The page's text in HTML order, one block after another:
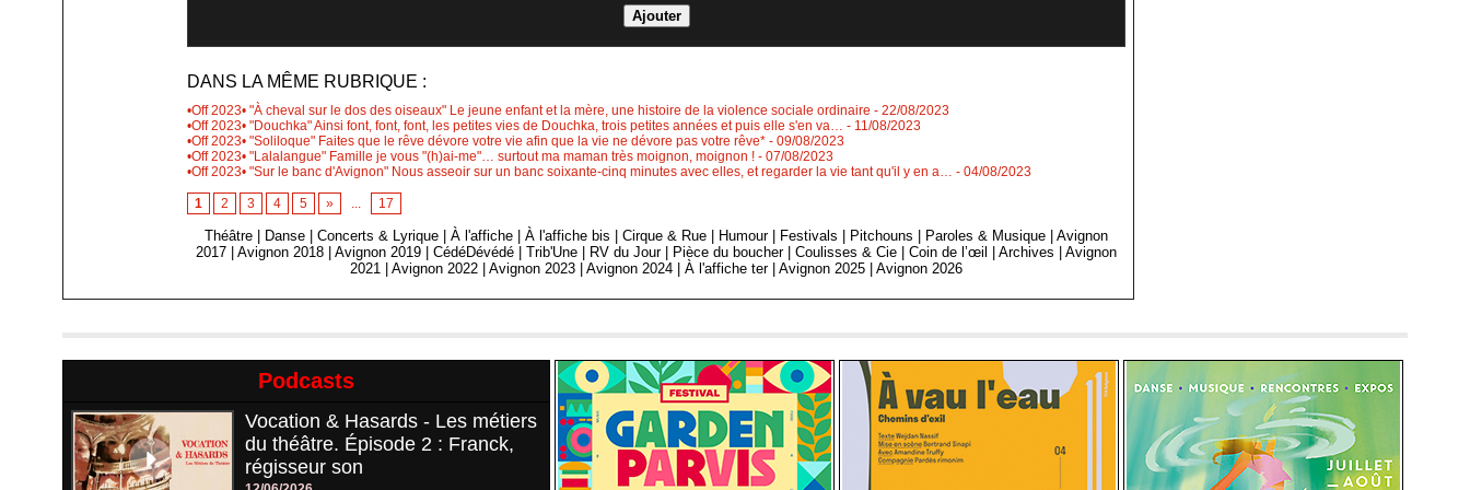
DANS LA MÊME RUBRIQUE :
•Off 2023• "À cheval sur le dos des oiseaux" Le jeune enfant et la mère, une histoire de la violence sociale ordinaire - 22/08/2023
•Off 2023• "Douchka" Ainsi font, font, font, les petites vies de Douchka, trois petites années et puis elle s'en va… - 11/08/2023
•Off 2023• "Soliloque" Faites que le rêve dévore votre vie afin que la vie ne dévore pas votre rêve* - 09/08/2023
•Off 2023• "Lalalangue" Famille je vous "(h)ai-me"… surtout ma maman très moignon, moignon ! - 07/08/2023
•Off 2023• "Sur le banc d'Avignon" Nous asseoir sur un banc soixante-cinq minutes avec elles, et regarder la vie tant qu'il y en a… - 04/08/2023
1 2 3 4 5 » ... 17
Théâtre Danse |Concerts & Lyrique |À l'affiche |À l'affiche bis |Cirque & Rue Humour Festivals Pitchouns Paroles & Musique |Avignon
2017
|Avignon 2018 |Avignon 2019 |CédéDévédé |Trib'Une RV du Jour Pièce du boucher |Coulisses & Cie |Coin de l’œil |Archives |Avignon
2021
|Avignon 2022 |Avignon 2023 |Avignon 2024 |À l'affiche ter |Avignon 2025 |Avignon 2026
Podcasts
Vocation & Hasards - Les métiers
du théâtre. Épisode 2 : Franck,
régisseur son